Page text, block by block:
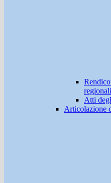
Atti
Articolazione